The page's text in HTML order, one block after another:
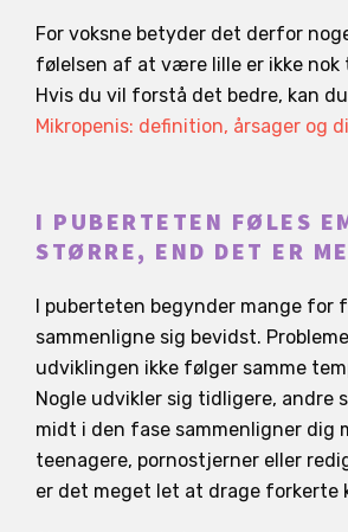
For voksne betyder det derfor
følelsen af at være lille er ikke nok
Hvis du vil forstå det bedre, kan
Mikropenis: definition, årsager og
I PUBERTETEN FØLES
STØRRE, END DET ER
I puberteten begynder mange for
sammenligne sig bevidst.
udviklingen ikke følger samme
Nogle udvikler sig tidligere, andre
midt i den fase sammenligner dig
teenagere, pornostjerner eller
er det meget let at drage forkerte